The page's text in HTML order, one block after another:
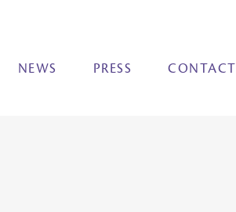
NEWS PRESS CONTACT